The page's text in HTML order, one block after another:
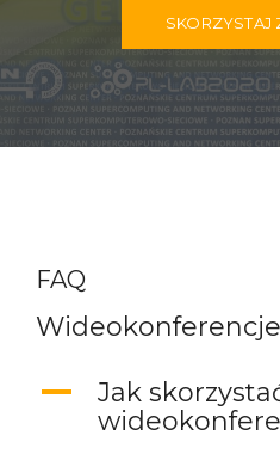
FAQ
Wideokonferencje
A
Jak